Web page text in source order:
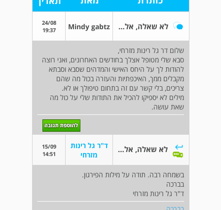
לא שאלה, אלא תודה Mindy gabtz
24/08
19:37
שלום דר גל רינות מזרחי,
סבא שלי מטופל אצלך בחודשים האחרונים, ואני רוצה
להודות לך על היחס האישי והמדהים שסבא וסבתא
מקבלים ממך, האיכפתיות והעזרה בכול מה שהם
צריכים, בלי קשר עם זה בתחום טיפולך או לא.
מילים לא יספיקו להכיל את התודות שלי על כול מה
שאת עושה.
לא שאלה, אלא תודה
ד"ר גל רינות
מזרחי
15/09
14:51
בשמחה רבה. תודה על מילות הפירגון.
בברכה
ד"ר גל רינות מזרחי